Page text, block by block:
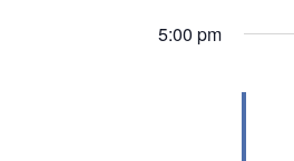
17,
2026
t
e
5:00 pm